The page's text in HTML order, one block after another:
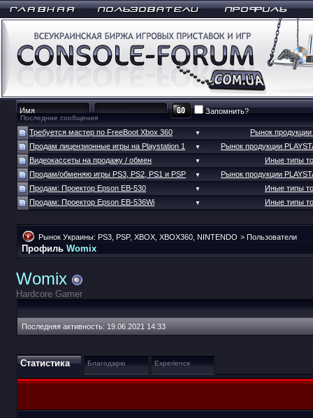
Запомнить?
Последние сообщения
Требуется мастер по FreeBoot Xbox 360 ▼
Рынок продукции
Продам лицензионные игры на Playstation 1
▼
Рынок продукции
Видеокассеты на продажу / обмен
▼
Иные типы
Продам/обменяю игры PS3, PS2, PS1 и PSP
▼
Рынок продукции
Продам: Проектор Epson EB-530
▼
Иные типы
Продам: Проектор Epson EB-536Wi
▼ Иные типы
Рынок Украины: PS3, PSP, XBOX, XBOX360, NINTENDO > Пользователи
Профиль Womix
Womix
Hardcore Gamer
Последняя активность: 19.06.2021 14:33
Статистика Благодарю Experience